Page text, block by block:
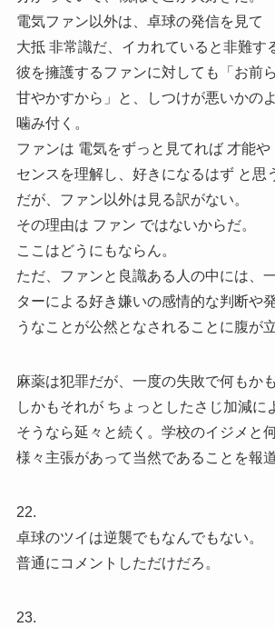
電気ファン以外は、卓球の発信を見て
大抵 非常識だ、イカれていると非難す
彼を擁護するファンに対しても「お前
甘やかすから」と、しつけが悪いかの
噛み付く。
ファンは 電気をずっと見てれば 才能や
センスを理解し、好きになるはず と思
だが、ファン以外は見る訳がない。
その理由は ファン ではないからだ。
ここはどうにもならん。
ただ、ファンと良識ある人の中には、
ターによる好き嫌いの感情的な判断や
うなことが公然となされることに腹が
麻薬は犯罪だが、一度の失敗で何もか
しかもそれが ちょっとしたさじ加減に
そうなら延々と続く。学校のイジメと
様々主張があって当然であることを報
22.
卓球のツイは逆襲でもなんでもない。
普通にコメントしただけだろ。
23.